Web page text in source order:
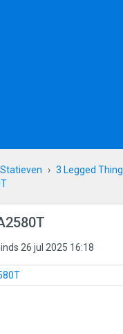
Statieven
3 Legged Thing
26 jul 2025 16:18